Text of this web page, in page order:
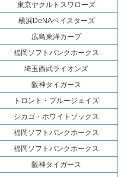
東京ヤクルトスワローズ
横浜DeNAベイスターズ
広島東洋カープ
福岡ソフトバンクホークス
埼玉西武ライオンズ
阪神タイガース
トロント・ブルージェイズ
シカゴ・ホワイトソックス
福岡ソフトバンクホークス
福岡ソフトバンクホークス
阪神タイガース